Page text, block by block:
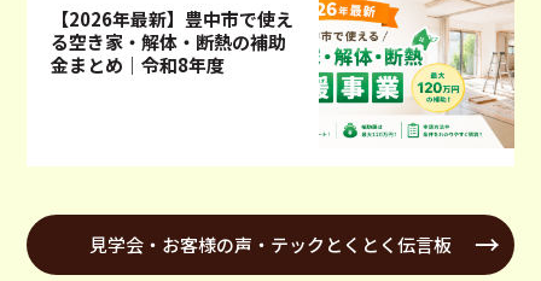
【2026年最新】豊中市で使え
る空き家・解体・断熱の補助
金まとめ｜令和8年度
見学会・お客様の声・テックとくとく伝言板